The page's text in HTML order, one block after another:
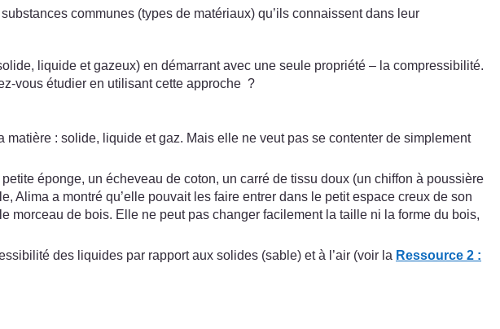
communes (types de matériaux) qu’ils connaissent dans leur
liquide et gazeux) en démarrant avec une seule propriété – la compressibilité.
vous étudier en utilisant cette approche ?
: solide, liquide et gaz. Mais elle ne veut pas se contenter de simplement
éponge, un écheveau de coton, un carré de tissu doux (un chiffon à poussière
Alima a montré qu’elle pouvait les faire entrer dans le petit espace creux de son
morceau de bois. Elle ne peut pas changer facilement la taille ni la forme du bois,
des liquides par rapport aux solides (sable) et à l’air (voir la Ressource 2 :